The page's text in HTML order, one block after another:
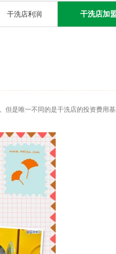
干洗店利润 干洗店加
是唯一不同的是干洗店的投资费用